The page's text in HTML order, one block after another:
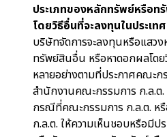
ประเภทของหลักทรัพย์หรือ
โดยวิธีอื่นที่จะลงทุนในประเทศ
บริษัทจัดการจะลงทุนหรือแสวง
ทรัพย์สินอื่น หรือหาดอกผลโด
หลายอย่างตามที่ประกาศคณะก
สำนักงานคณะกรรมการ ก.ล.ต
กรณีที่คณะกรรมการ ก.ล.ต. ห
ก.ล.ต. ให้ความเห็นชอบหรือมีป